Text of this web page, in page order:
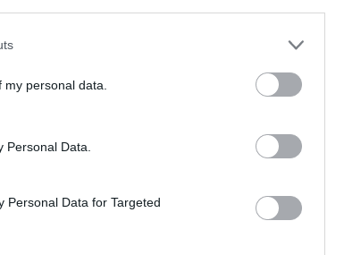
personal data.
Data.
Personal Data for Targeted
Acțiunea
PDF
PNȚCD
PNCR
Partidul
FAR
România